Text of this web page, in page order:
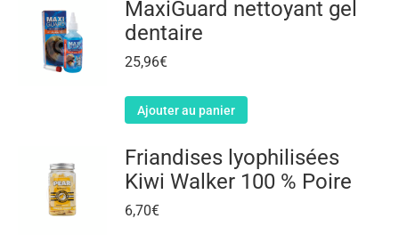
MaxiGuard nettoyant gel
dentaire
25,96€
Ajouter au panier
Friandises lyophilisées
Kiwi Walker 100 % Poire
6,70€